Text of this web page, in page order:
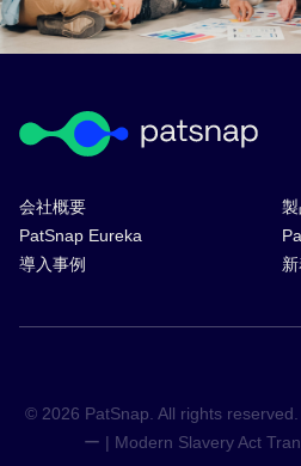
会社概要
PatSnap Eureka
導入事例
© 2026 PatSnap. All rights reserved.
ー | Modern Slavery Act